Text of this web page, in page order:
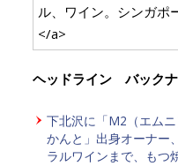
ル、ワイン。シンガポ
</a>
ヘッドライン バック
下北沢に「M2（エム
かんと」出身オーナー
ラルワインまで、もつ